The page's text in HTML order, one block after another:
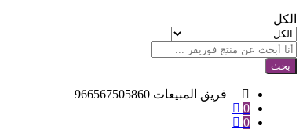
الكل
بحث
فريق المبيعات 966567505860
0
0